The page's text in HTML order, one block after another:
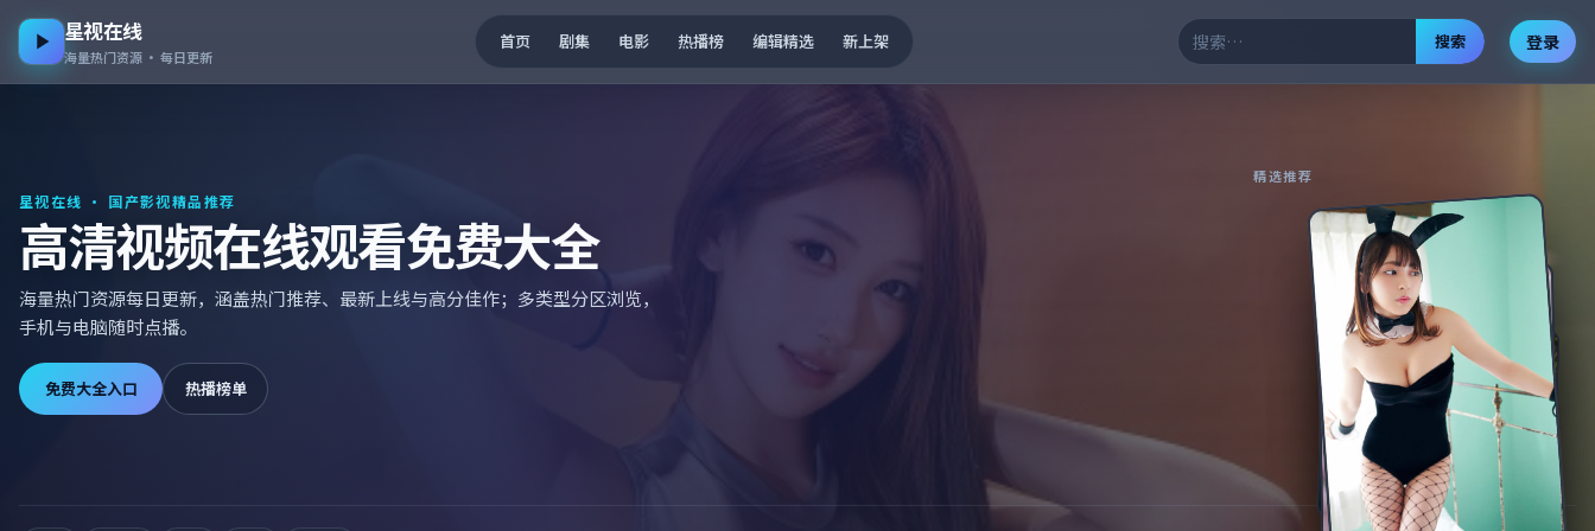
星视在线
海量热门资源 · 每日更新
首页 剧集 电影 热播榜 编辑精选 新上架 搜索 登录
星视在线 · 国产影视精品推荐
高清视频在线观看免费大全
海量热门资源每日更新，涵盖热门推荐、最新上线与高分佳作；多类型分区浏览，
手机与电脑随时点播。
免费大全入口 热播榜单
精选推荐
无名迷雾·典藏